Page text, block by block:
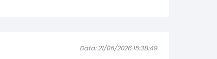
Data: 21/06/2026 15:38:49